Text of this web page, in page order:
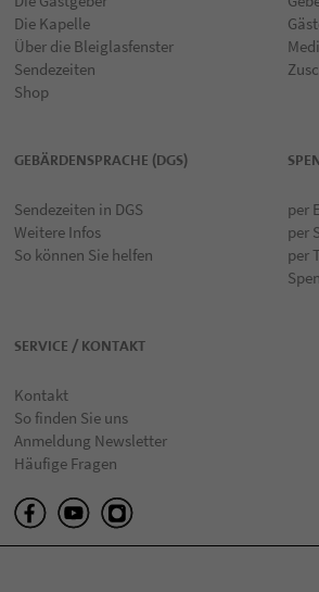
Die Kapelle
Über die Bleiglasfenster
Sendezeiten
Shop
GEBÄRDENSPRACHE (DGS)
Sendezeiten in DGS
Weitere Infos
So können Sie helfen
per
per
per
SERVICE / KONTAKT
Kontakt
So finden Sie uns
Anmeldung Newsletter
Häufige Fragen